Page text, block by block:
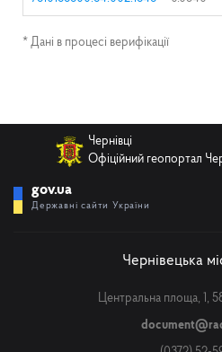
* Дані в процесі верифікації
Чернівці
Офіційний геопортал
gov.ua
Державні сайти України
Чернівецька
Центральна площа, 1,